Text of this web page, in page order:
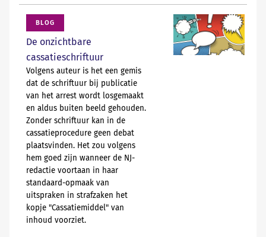
om het opmaken van een proces-
verbaal uit te stellen indien op een
opname is vastgelegd ‘wat door hen
tot opsporing is verricht of
[verder lezen in
[verder lezen inNAVIGATOR]
BLOG
De onzichtbare
cassatieschriftuur
Volgens auteur is het een gemis
dat de schriftuur bij publicatie
van het arrest wordt losgemaakt
en aldus buiten beeld gehouden.
Zonder schriftuur kan in de
cassatieprocedure geen debat
plaatsvinden. Het zou volgens
hem goed zijn wanneer de NJ-
redactie voortaan in haar
standaard-opmaak van
uitspraken in strafzaken het
kopje "Cassatiemiddel" van
inhoud voorziet.